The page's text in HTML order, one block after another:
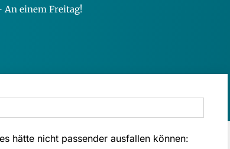
An einem Freitag!
hätte nicht passender ausfallen können: